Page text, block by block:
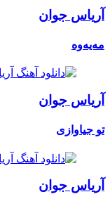
آریاس جوان
مەیەوە
آریاس جوان
تو جیاوازی
آریاس جوان